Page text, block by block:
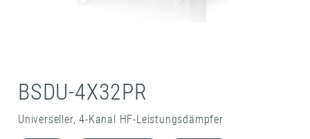
BSDU-4X32PR
Universeller, 4-Kanal HF-Leistungsdämpfer